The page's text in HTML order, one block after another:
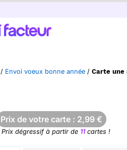
/ Envoi voeux bonne année / Carte une
Prix de votre carte : 2,99 €
dégressif à partir de 11cartes !